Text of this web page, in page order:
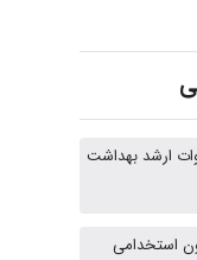
A.balandeh
ارشد بهداشت
استخدامی